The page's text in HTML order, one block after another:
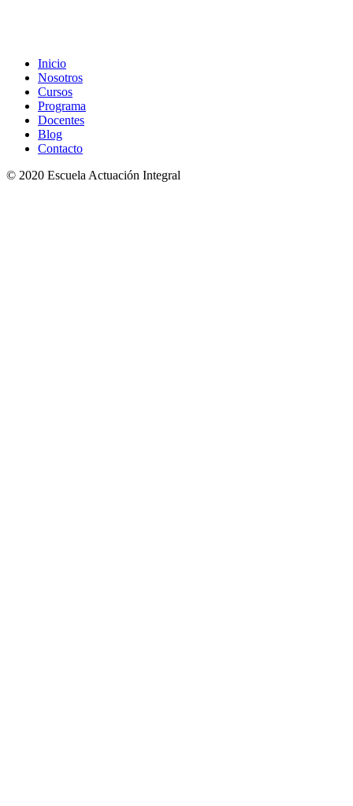
Inicio
Nosotros
Cursos
Programa
Docentes
Blog
Contacto
© 2020 Escuela Actuación Integral